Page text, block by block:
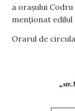
a orașului
menționat edilul
Orarul de